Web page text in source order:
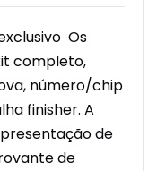
Os
completo,
número/chip
finisher. A
de
de